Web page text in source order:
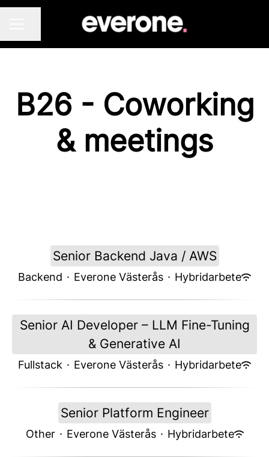
B26 - Coworking
& meetings
Senior Backend Java / AWS
Backend · Everone Västerås · Hybridarbete
Senior AI Developer – LLM Fine-Tuning
& Generative AI
Fullstack · Everone Västerås · Hybridarbete
Senior Platform Engineer
Other · Everone Västerås · Hybridarbete